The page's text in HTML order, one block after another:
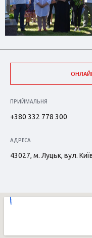
ПРИЙМАЛЬНЯ
+380 332 778 300
АДРЕСА
43027, м. Луцьк, вул.